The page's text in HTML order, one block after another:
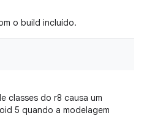
o build incluído.
classes do r8 causa um
5 quando a modelagem